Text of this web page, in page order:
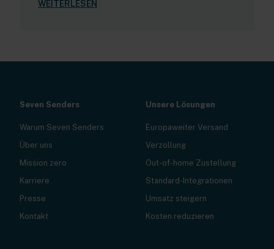
WEITERLESEN
Seven Senders
Warum Seven Senders
Über uns
Mission zero
Karriere
Presse
Kontakt
Unsere Lösungen
Europaweiter Versand
Verzollung
Out-of-home Zustellung
Standard-Integrationen
Umsatz steigern
Kosten reduzieren